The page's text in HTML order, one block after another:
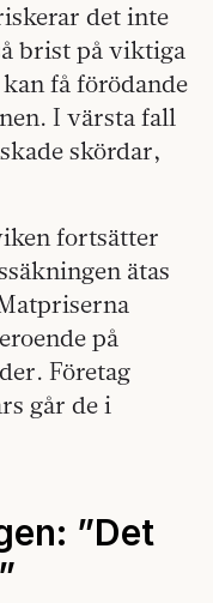
det inte
brist på viktiga
få förödande
I värsta fall
skördar,
fortsätter
ätas
på
Företag
går de i
”Det